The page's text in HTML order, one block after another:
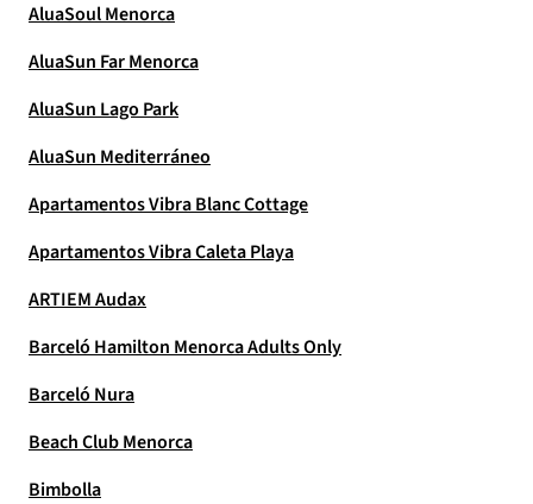
AluaSoul Menorca
AluaSun Far Menorca
AluaSun Lago Park
AluaSun Mediterráneo
Apartamentos Vibra Blanc Cottage
Apartamentos Vibra Caleta Playa
ARTIEM Audax
Barceló Hamilton Menorca Adults Only
Barceló Nura
Beach Club Menorca
Bimbolla